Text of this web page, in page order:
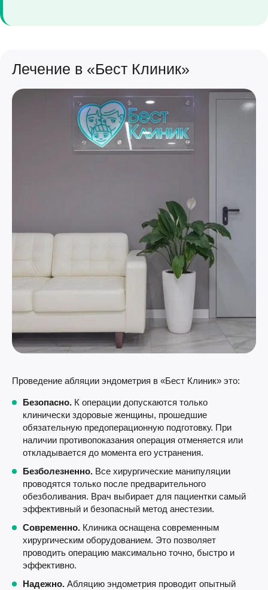
Лечение в «Бест Клиник»
Проведение абляции эндометрия в «Бест Клиник» это:
Безопасно. К операции допускаются только
клинически здоровые женщины, прошедшие
обязательную предоперационную подготовку. При
наличии противопоказания операция отменяется или
откладывается до момента его устранения.
Безболезненно. Все хирургические манипуляции
проводятся только после предварительного
обезболивания. Врач выбирает для пациентки самый
эффективный и безопасный метод анестезии.
Современно. Клиника оснащена современным
хирургическим оборудованием. Это позволяет
проводить операцию максимально точно, быстро и
эффективно.
Надежно. Абляцию эндометрия проводит опытный